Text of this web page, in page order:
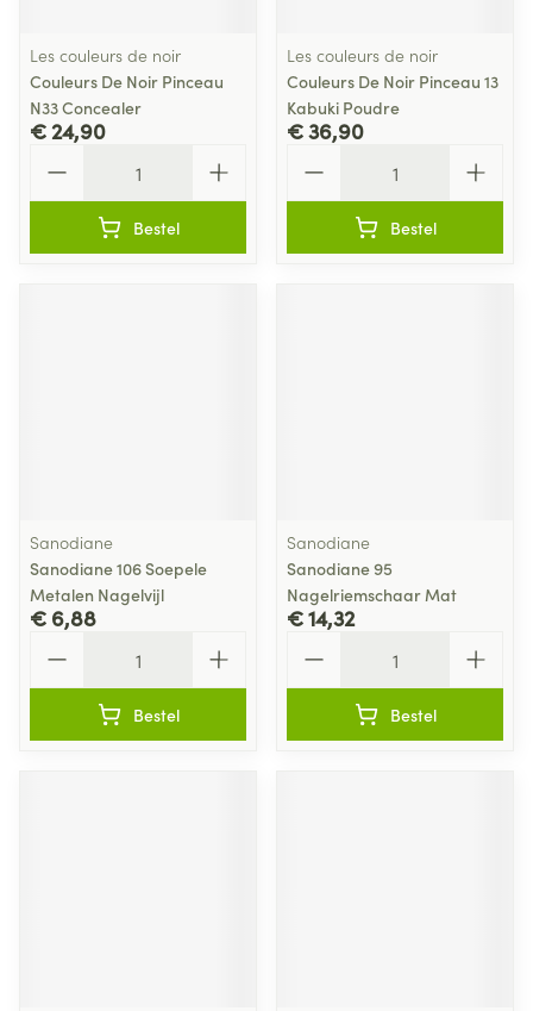
Les couleurs de noir
Couleurs De Noir Pinceau
N33 Concealer
€ 24,90
Bestel
Les couleurs de noir
Couleurs De Noir Pinceau 13
Kabuki Poudre
€ 36,90
Bestel
Sanodiane
Sanodiane 106 Soepele
Metalen Nagelvijl
€ 6,88
Bestel
Sanodiane
Sanodiane 95
Nagelriemschaar Mat
€ 14,32
Bestel